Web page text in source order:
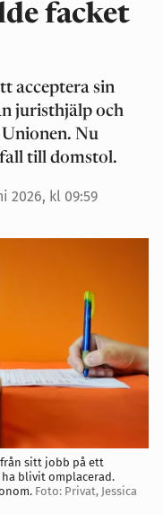
facket
acceptera sin
juristhjälp och
Nu
till domstol.
2026, kl 09:59
sitt jobb på ett
blivit omplacerad.
Foto: Privat, Jessica